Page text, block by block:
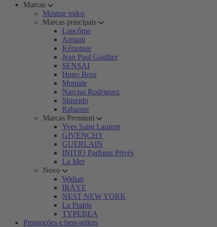
Marcas
Mostrar todos
Marcas principais
Lancôme
Armani
Kérastase
Jean Paul Gaultier
SENSAI
Hugo Boss
Montale
Narciso Rodriguez
Shiseido
Rabanne
Marcas Premium
Yves Saint Laurent
GIVENCHY
GUERLAIN
INITIO Parfums Privés
La Mer
Novo
Widian
IRÄYE
NEST NEW YORK
La Prairie
TYPEBEA
Promoções e best-sellers